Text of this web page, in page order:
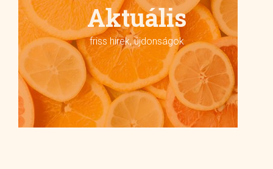
Aktuális
friss hírek, újdonságok